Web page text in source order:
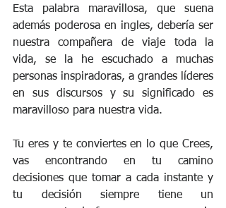
Esta palabra maravillosa, que suena
además poderosa en ingles, debería ser
nuestra compañera de viaje toda la
vida, se la he escuchado a muchas
personas inspiradoras, a grandes líderes
en sus discursos y su significado es
maravilloso para nuestra vida.
Tu eres y te conviertes en lo que Crees,
vas encontrando en tu camino
decisiones que tomar a cada instante y
tu decisión siempre tiene un